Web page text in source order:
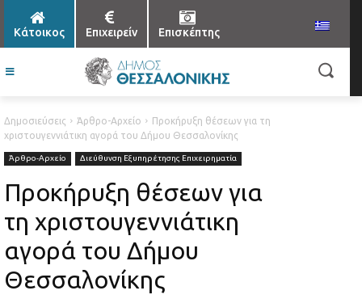
Κάτοικος Επιχειρείν Επισκέπτης
Δημοσιεύσεις Άρθρο-Αρχείο
Προκήρυξη θέσεων για τη
χριστουγεννιάτικη αγορά του Δήμου Θεσσαλονίκης
Άρθρο-Αρχείο Διεύθυνση Εξυπηρέτησης Επιχειρηματία
Προκήρυξη θέσεων για
τη χριστουγεννιάτικη
αγορά του Δήμου
Θεσσαλονίκης